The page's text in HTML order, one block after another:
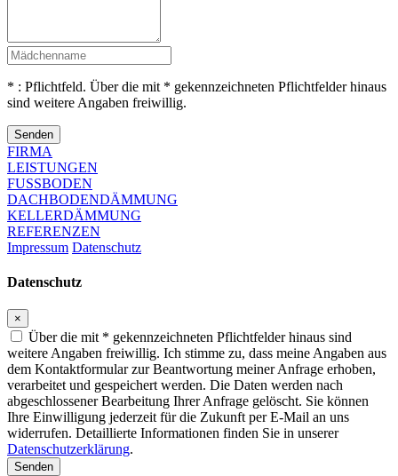
* : Pflichtfeld. Über die mit * gekennzeichneten Pflichtfelder hinaus
sind weitere Angaben freiwillig.
Senden
FIRMA
LEISTUNGEN
FUSSBODEN
DACHBODENDÄMMUNG
KELLERDÄMMUNG
REFERENZEN
Impressum Datenschutz
Datenschutz
×
Über die mit * gekennzeichneten Pflichtfelder hinaus sind
weitere Angaben freiwillig. Ich stimme zu, dass meine Angaben aus
dem Kontaktformular zur Beantwortung meiner Anfrage erhoben,
verarbeitet und gespeichert werden. Die Daten werden nach
abgeschlossener Bearbeitung Ihrer Anfrage gelöscht. Sie können
Ihre Einwilligung jederzeit für die Zukunft per E-Mail an uns
widerrufen. Detaillierte Informationen finden Sie in unserer
Datenschutzerklärung.
Senden